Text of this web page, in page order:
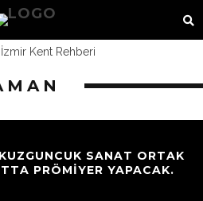
SANAT ORTAK
PRÖMIYER YAPACAK.